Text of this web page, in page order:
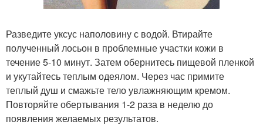
Разведите уксус наполовину с водой. Втирайте
полученный лосьон в проблемные участки кожи в
течение 5-10 минут. Затем обернитесь пищевой пленкой
и укутайтесь теплым одеялом. Через час примите
теплый душ и смажьте тело увлажняющим кремом.
Повторяйте обертывания 1-2 раза в неделю до
появления желаемых результатов.